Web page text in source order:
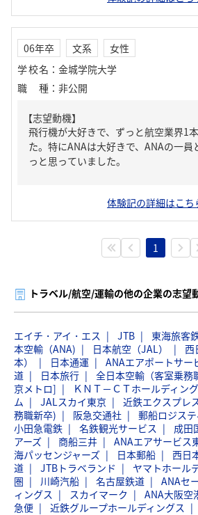
06年卒 文系
女性
学校名 ： 金城学院大学
職種 ： 非公開
【志望動機】
飛行機が大好きで、ずっと航空業界1
た。特にANAは大好きで、ANAの一員
っと思っていました。
体験記の詳細はこち
1
トラベル/航空/運輸の他の企業の志望
エイチ・アイ・エス JTB 東海旅客
本空輸（ANA)
日本航空（JAL）
西
本）
日本通運 ANAエアポートサー
道
日本旅行 全日本空輸（客室乗務
京メトロ]
ＫＮＴ－ＣＴホールディン
ム
JALスカイ東京 近鉄エクスプレ
務職新卒)
阪急交通社 郵船ロジス
小田急電鉄
名鉄観光サービス 成田
アーズ
商船三井 ANAエアサービス
海パッセンジャーズ
日本郵船 西日
道
JTBトラベランド ヤマトホール
圏
川崎汽船 名古屋鉄道 ANAセ
ィングス
スカイマーク ANA大阪空
急便
近鉄グループホールディングス